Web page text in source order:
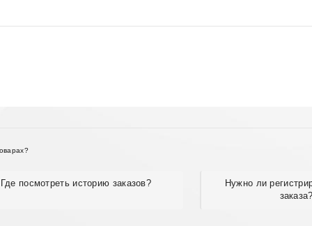
Где посмотреть историю заказов?
Нужно ли
заказа?